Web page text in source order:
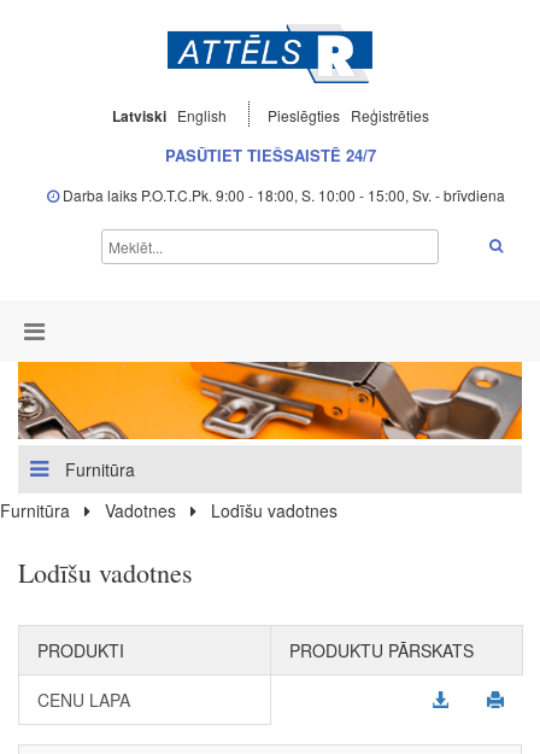
Latviski English Pieslēgties Reģistrēties
PASŪTIET TIEŠSAISTĒ 24/7
Darba laiks P.O.T.C.Pk. 9:00 - 18:00, S. 10:00 - 15:00, Sv. - brīvdiena
Furnitūra
Furnitūra
Vadotnes Lodīšu vadotnes
Lodīšu vadotnes
PRODUKTI PRODUKTU PĀRSKATS
CENU LAPA